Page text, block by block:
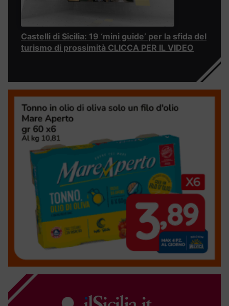
Castelli di Sicilia: 19 ‘mini guide’ per la sfida del
turismo di prossimità CLICCA PER IL VIDEO